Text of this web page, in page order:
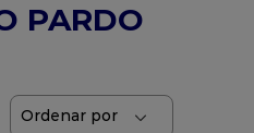
PARDO